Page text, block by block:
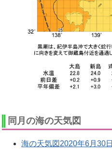
同月の海の天気図
海の天気図2020年6月30日